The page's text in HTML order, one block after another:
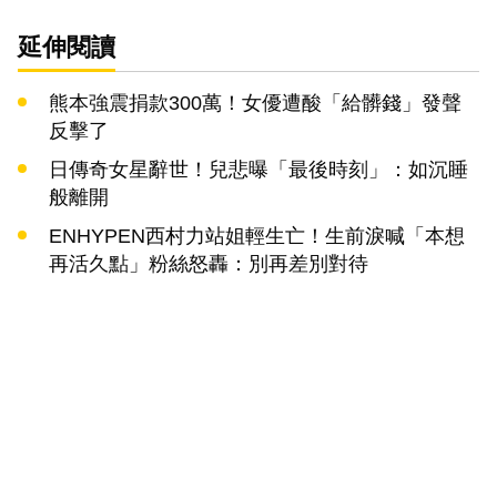
延伸閱讀
熊本強震捐款300萬！女優遭酸「給髒錢」發聲
反擊了
日傳奇女星辭世！兒悲曝「最後時刻」：如沉睡
般離開
ENHYPEN西村力站姐輕生亡！生前淚喊「本想
再活久點」粉絲怒轟：別再差別對待